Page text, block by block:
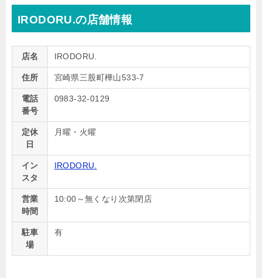
IRODORU.の店舗情報
店名 IRODORU.
住所 宮崎県三股町樺山533-7
電話
番号
0983-32-0129
定休
日
月曜・火曜
イン
スタ
IRODORU.
営業
時間
10:00～無くなり次第閉店
駐車
場
有